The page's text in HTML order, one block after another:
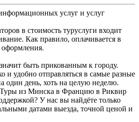
услуг и услуг
в стоимость туруслуги входит
Как правило, оплачивается в
оформления.
быть прикованным к городу.
и удобно отправляться в самые разные
один день, хоть на целую неделю.
Туры из Минска в Францию в Риквир
У нас вы найдёте только
датами выезда, точной ценой и